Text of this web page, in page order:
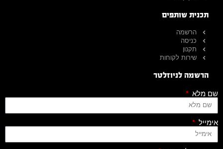
תכנית שותפים
הרשמה
כניסה
תקנון
שירות לקוחות
הרשמה לניוזלטר
שם מלא
אימייל